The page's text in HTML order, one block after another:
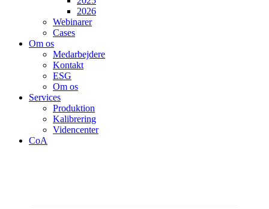
2026
Webinarer
Cases
Om os
Medarbejdere
Kontakt
ESG
Om os
Services
Produktion
Kalibrering
Videncenter
CoA